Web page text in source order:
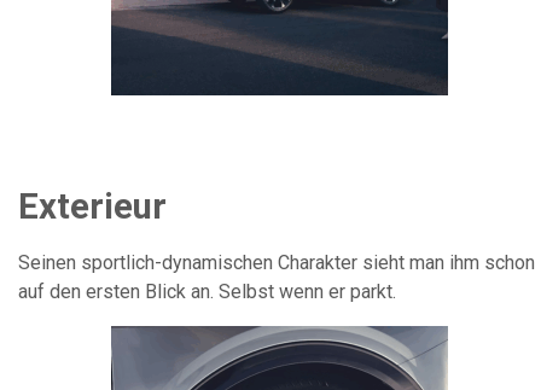
Exterieur
Seinen sportlich-dynamischen Charakter sieht man ihm schon
auf den ersten Blick an. Selbst wenn er parkt.